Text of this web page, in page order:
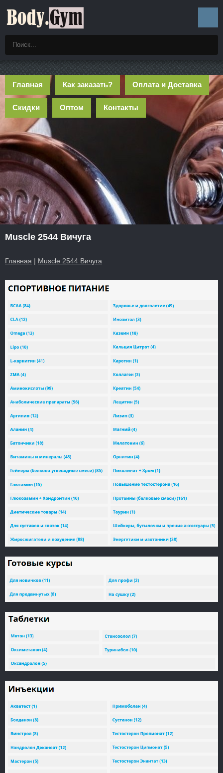
Главная Как заказать? Оплата и Доставка
Скидки Оптом Контакты
Muscle 2544 Вичуга
Главная | Muscle 2544 Вичуга